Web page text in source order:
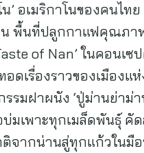
น’ อเมริกาโนของคนไ
พื้นที่ปลูกกาแฟคุณภาพ
of Nan’ ในคอนเ
อดเรื่องราวของเมือง
รรมฝาผนัง ‘ปู่ม่านย่าม่
บ่มเพาะทุกเมล็ดพันธุ์
ติจากน่านสู่ทุกแก้วในมื